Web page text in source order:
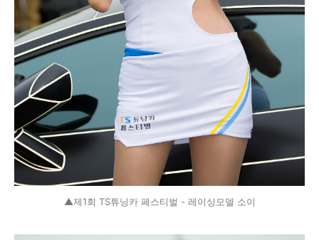
▲제1회 TS튜닝카 페스티벌 - 레이싱모델 소이